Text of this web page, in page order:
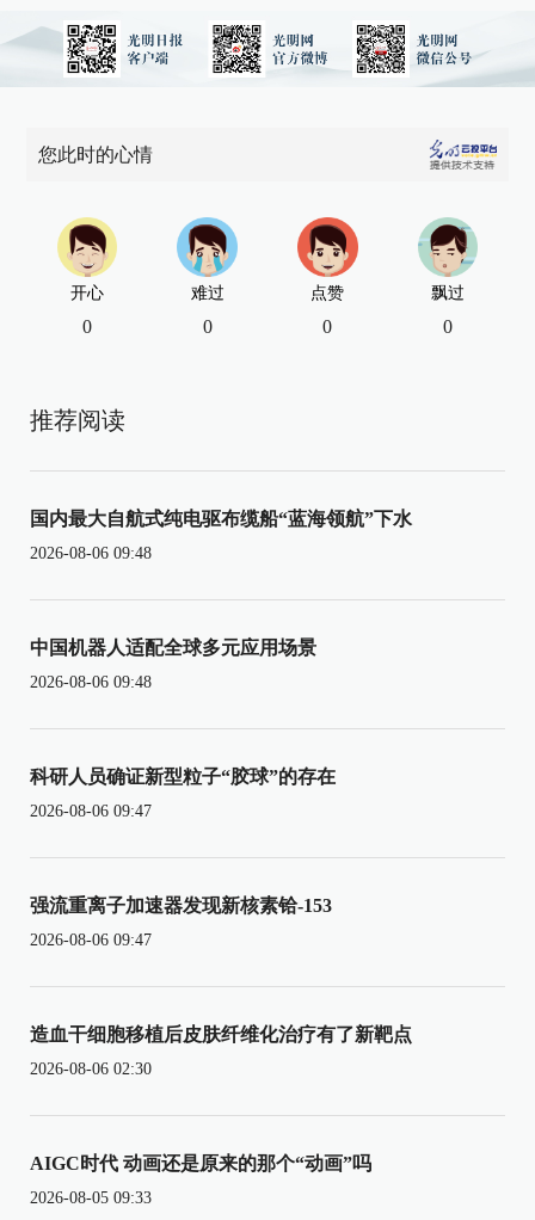
您此时的心情
开心
0
难过
0
点赞
0
飘过
0
推荐阅读
国内最大自航式纯电驱布缆船“蓝海领航”下水
2026-08-06 09:48
中国机器人适配全球多元应用场景
2026-08-06 09:48
科研人员确证新型粒子“胶球”的存在
2026-08-06 09:47
强流重离子加速器发现新核素铪-153
2026-08-06 09:47
造血干细胞移植后皮肤纤维化治疗有了新靶点
2026-08-06 02:30
AIGC时代 动画还是原来的那个“动画”吗
2026-08-05 09:33